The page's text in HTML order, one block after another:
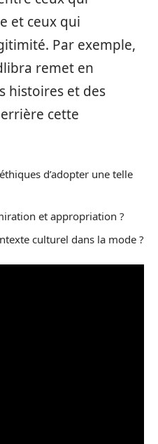
et ceux qui
Par exemple,
remet en
histoires et des
cette
d’adopter une telle
et appropriation ?
culturel dans la mode ?